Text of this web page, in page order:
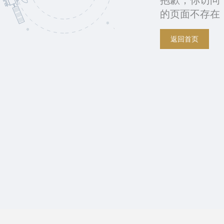
的页面不存在
返回首页